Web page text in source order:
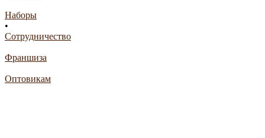
Наборы
•
Сотрудничество
Франшиза
Оптовикам